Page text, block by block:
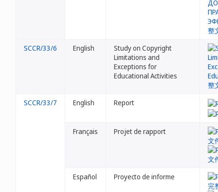
SCCR/33/6 English
Study on Copyright
Limitations and
Exceptions for
Educational Activities
SCCR/33/7 English Report
Français Projet de rapport
Español Proyecto de informe